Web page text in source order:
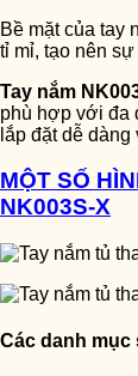
Bề mặt của tay
tỉ mỉ, tạo nên
Tay nắm
phù hợp với đa
lắp đặt dễ
MỘT SỐ
NK003S-X
Các danh mục